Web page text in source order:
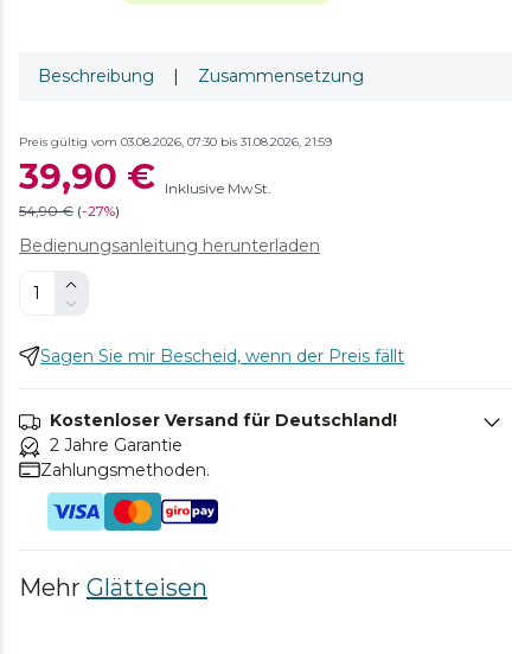
Beschreibung | Zusammensetzung
Preis gültig vom 03.08.2026, 07:30 bis 31.08.2026, 21:59
39,90 € Inklusive MwSt.
54,90 € (-27%)
Bedienungsanleitung herunterladen
Sagen Sie mir Bescheid, wenn der Preis fällt
Kostenloser Versand für Deutschland!
2 Jahre Garantie
Zahlungsmethoden.
Mehr Glätteisen